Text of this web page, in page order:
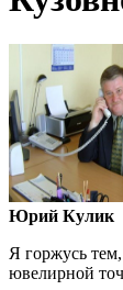
Юрий Кулик
Я горжусь
ювелирной